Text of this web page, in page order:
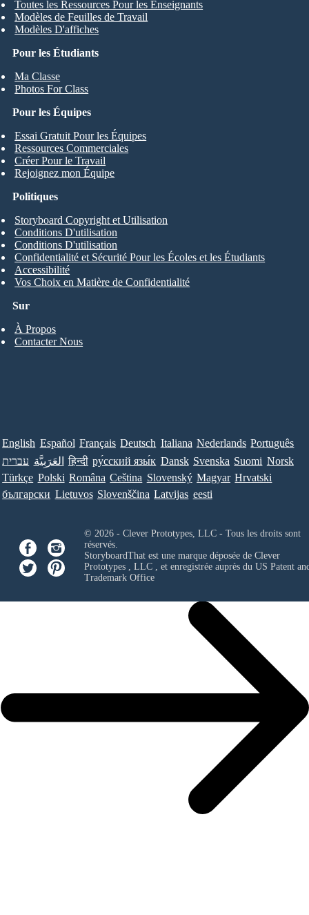
Pour les Étudiants
Ma Classe
Photos For Class
Toutes les Ressources Pour les Enseignants
Modèles de Feuilles de Travail
Modèles D'affiches
Pour les Équipes
Essai Gratuit Pour les Équipes
Ressources Commerciales
Créer Pour le Travail
Rejoignez mon Équipe
Sur
À Propos
Contacter Nous
Politiques
Storyboard Copyright et Utilisation
Conditions D'utilisation
Conditions D'utilisation
Confidentialité et Sécurité Pour les Écoles et les Étudiants
Accessibilité
Vos Choix en Matière de Confidentialité
English Español Français Deutsch Italiana Nederlands Português
עברית العَرَبِيَّة हिन्दी ру́сский язы́к Dansk Svenska Suomi Norsk
Türkçe Polski Româna Ceština Slovenský Magyar Hrvatski
български Lietuvos Slovenščina Latvijas eesti
© 2026 - Clever Prototypes, LLC - Tous les droits sont
réservés.
StoryboardThat est une marque déposée de Clever
Prototypes , LLC, et enregistrée auprès du US Patent
Trademark Office